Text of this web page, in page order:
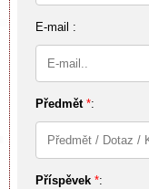
E-mail :
Předmět *:
Příspěvek *: